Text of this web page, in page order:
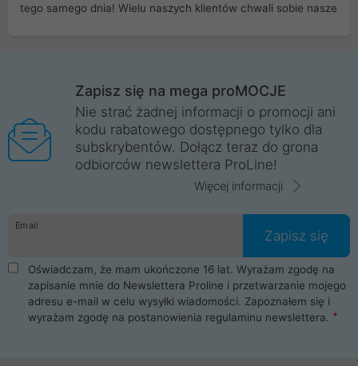
tego samego dnia! Wielu naszych klientów chwali sobie nasze
Wrocław, Poznań, Legnica, Katowice, Gliwice, Kalisz, Bytom,
Trzebnica, Opole. Szybka i profesjonalna obsługa!
ProLine to polska firma ze 100% polskim kapitałem. Działamy
legalnie i płacimy podatki w naszym kraju! Posiadamy siedzibę
główną w Mirkowie oraz salony na terenie kraju. Cała
komunikacja ze sklepem komputerowym ProLine jest
danych osobowych. Dlatego zakup notebooka albo laptopa w
ProLine to czysta przyjemność i pełne bezpieczeństwo.
Zaopatrzysz się u nas w akcesoria i części komputerowe
takie jak procesory, karty graficzne, płyty główne, pamięci,
dyski SSD, M.2 oraz HDD. Nasi pracownicy pomogą Ci wybrać
najlepszy zasilacz komputerowy oraz obudowę do komputera.
Poza komputerami mamy również najlepsze na rynku
Smartfony takich producentów jak Xiaomi, Apple, Samsung i
Zapisz się na mega proMOCJE
Nie strać żadnej informacji o promocji ani
kodu rabatowego dostępnego tylko dla
subskrybentów. Dołącz teraz do grona
odbiorców newslettera ProLine!
Więcej informacji
Email
Zapisz się
Oświadczam, że mam ukończone 16 lat. Wyrażam zgodę na
zapisanie mnie do Newslettera Proline i przetwarzanie mojego
adresu e-mail w celu wysyłki wiadomości. Zapoznałem się i
wyrażam zgodę na postanowienia regulaminu newslettera.